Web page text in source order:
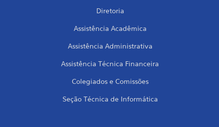
Diretoria
Assistência Acadêmica
Assistência Administrativa
Assistência Técnica Financeira
Colegiados e Comissões
Seção Técnica de Informática